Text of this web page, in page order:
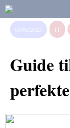
05/01/2025 IT
Guide